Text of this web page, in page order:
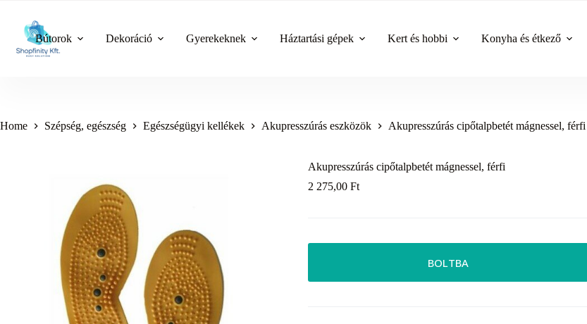
content
Bútorok Dekoráció Gyerekeknek Háztartási gépek Kert és hobbi Konyha és étkező
Home Szépség, egészség Egészségügyi kellékek Akupresszúrás eszközök Akupresszúrás cipőtalpbetét mágnessel, férfi
Akupresszúrás cipőtalpbetét mágnessel, férfi
2 275,00Ft
BOLTBA